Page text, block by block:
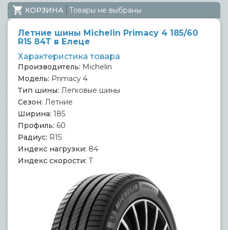
КОРЗИНА Товары не выбраны
Летние шины Michelin Primacy 4 185/60
R15 84T в Елеце
Характеристика товара
Производитель: Michelin
Модель: Primacy 4
Тип шины: Легковые шины
Сезон: Летние
Ширина: 185
Профиль: 60
Радиус: R15
Индекс нагрузки: 84
Индекс скорости: T